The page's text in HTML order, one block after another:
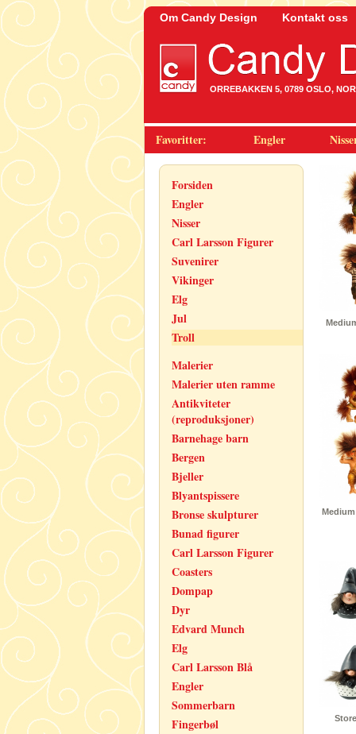
Om Candy Design Kontakt oss
ORREBAKKEN 5, 0789 OSLO,
Favoritter: Engler
Forsiden
Engler
Nisser
Carl Larsson Figurer
Suvenirer
Vikinger
Elg
Jul
Troll
Malerier
Malerier uten ramme
Antikviteter
(reproduksjoner)
Barnehage barn
Bergen
Bjeller
Blyantspissere
Bronse skulpturer
Bunad figurer
Carl Larsson Figurer
Coasters
Dompap
Dyr
Edvard Munch
Elg
Carl Larsson Blå
Engler
Sommerbarn
Fingerbøl